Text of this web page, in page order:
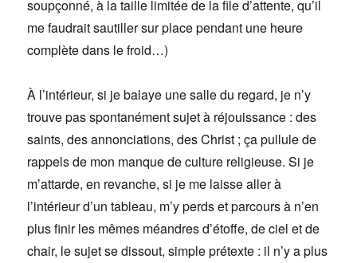
soupçonné, à la taille limitée de la file d’attente, qu’il
me faudrait sautiller sur place pendant une heure
complète dans le froid…)
À l’intérieur, si je balaye une salle du regard, je n’y
trouve pas spontanément sujet à réjouissance : des
saints, des annonciations, des Christ ; ça pullule de
rappels de mon manque de culture religieuse. Si je
m’attarde, en revanche, si je me laisse aller à
l’intérieur d’un tableau, m’y perds et parcours à n’en
plus finir les mêmes méandres d’étoffe, de ciel et de
chair, le sujet se dissout, simple prétexte : il n’y a plus